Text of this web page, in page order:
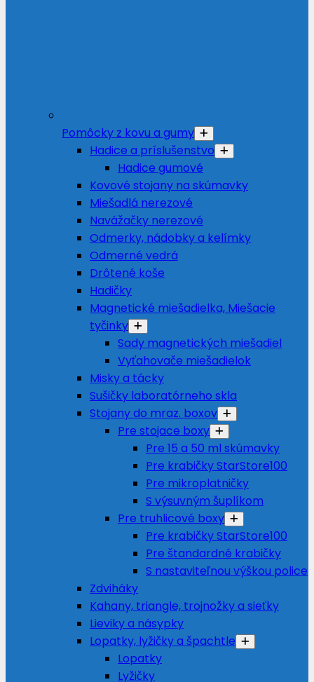
Pomôcky z kovu a gumy
Hadice a príslušenstvo
Hadice gumové
Kovové stojany na skúmavky
Miešadlá nerezové
Navážačky nerezové
Odmerky, nádobky a kelímky
Odmerné vedrá
Drôtené koše
Hadičky
Magnetické miešadielka, Miešacie
tyčinky
Sady magnetických miešadiel
Vyťahovače miešadielok
Misky a tácky
Sušičky laboratórneho skla
Stojany do mraz. boxov
Pre stojace boxy
Pre 15 a 50 ml skúmavky
Pre krabičky StarStore100
Pre mikroplatničky
S výsuvným šuplíkom
Pre truhlicové boxy
Pre krabičky StarStore100
Pre štandardné krabičky
S nastaviteľnou výškou police
Zdviháky
Kahany, triangle, trojnožky a sieťky
Lieviky a násypky
Lopatky, lyžičky a špachtle
Lopatky
Lyžičky